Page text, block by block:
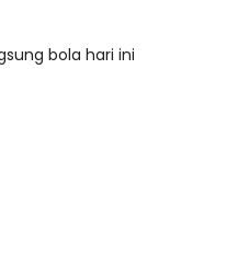
bola hari ini